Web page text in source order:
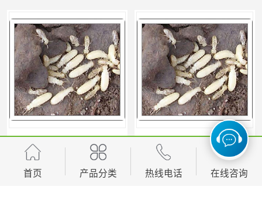
商店除蟑螂公司价格 上门服务 昆明学校除蟑螂公司价格 经验丰富
首页 产品分类 热线电话 在线咨询